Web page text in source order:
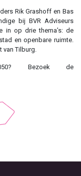
Rik Grashoff en Bas
bij BVR Adviseurs
in op drie thema’s: de
en openbare ruimte.
van Tilburg.
Bezoek de